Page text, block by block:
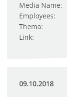
Media Name:
Employees:
Thema:
Link:
09.10.2018